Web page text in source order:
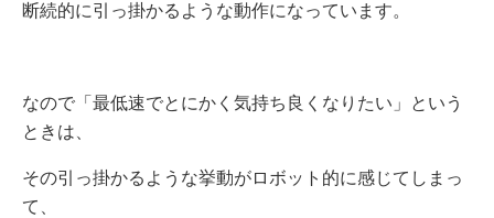
断続的に引っ掛かるような動作になっています。
なので「最低速でとにかく気持ち良くなりたい」という
ときは、
その引っ掛かるような挙動がロボット的に感じてしまっ
て、